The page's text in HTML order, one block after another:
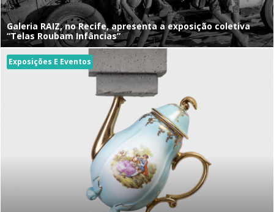
Galeria RAIZ, no Recife, apresenta a exposição coletiva
“Telas Roubam Infâncias”
Exposições E Eventos